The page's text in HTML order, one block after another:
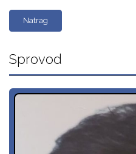
Natrag
Sprovod